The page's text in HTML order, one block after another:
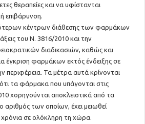
θεραπείες και να υφίστανται
επιβάρυνση.
κέντρων διάθεσης των φαρμάκων
του Ν. 3816/2010 και την
διαδικασιών, καθώς και
έγκριση φαρμάκων εκτός ένδειξης σε
περιφέρεια. Τα μέτρα αυτά κρίνονται
τα φάρμακα που υπάγονται στις
χορηγούνται αποκλειστικά από τα
των οποίων, έχει μειωθεί
χρόνια σε ολόκληρη τη χώρα.